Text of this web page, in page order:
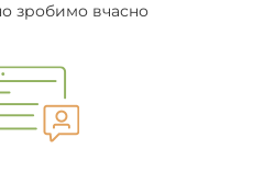
зробимо вчасно